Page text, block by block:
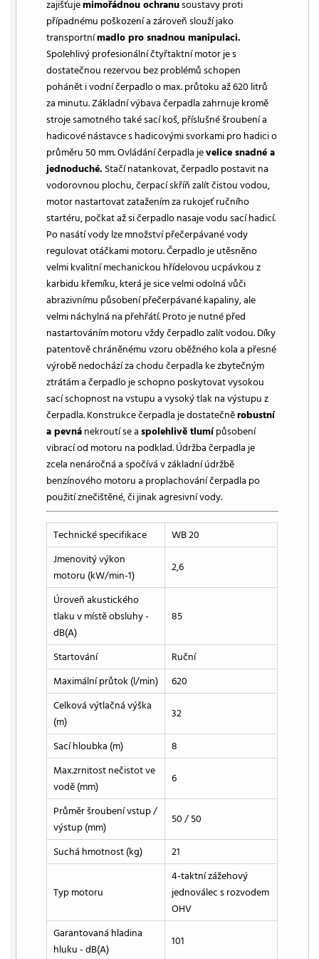
zajišťujemimořádnou ochranusoustavy proti
případnému poškození a zároveň slouží jako
transportnímadlo pro snadnou manipulaci.
Spolehlivý profesionální čtyřtaktní motor je s
dostatečnou rezervou bez problémů schopen
pohánět i vodní čerpadlo o max. průtoku až 620 litrů
za minutu. Základní výbava čerpadla zahrnuje kromě
stroje samotného také sací koš, příslušné šroubení a
hadicové nástavce s hadicovými svorkami pro hadici o
průměru 50 mm. Ovládání čerpadla jevelice snadné a
jednoduché. Stačí natankovat, čerpadlo postavit na
vodorovnou plochu, čerpací skříň zalít čistou vodou,
motor nastartovat zatažením za rukojeť ručního
startéru, počkat až si čerpadlo nasaje vodu sací hadicí.
Po nasátí vody lze množství přečerpávané vody
regulovat otáčkami motoru. Čerpadlo je utěsněno
velmi kvalitní mechanickou hřídelovou ucpávkou z
karbidu křemíku, která je sice velmi odolná vůči
abrazivnímu působení přečerpávané kapaliny, ale
velmi náchylná na přehřátí. Proto je nutné před
nastartováním motoru vždy čerpadlo zalít vodou. Díky
patentově chráněnému vzoru oběžného kola a přesné
výrobě nedochází za chodu čerpadla ke zbytečným
ztrátám a čerpadlo je schopno poskytovat vysokou
sací schopnost na vstupu a vysoký tlak na výstupu z
čerpadla. Konstrukce čerpadla je dostatečněrobustní
a pevnánekroutí se aspolehlivě tlumípůsobení
vibrací od motoru na podklad. Údržba čerpadla je
zcela nenáročná a spočívá v základní údržbě
benzínového motoru a proplachování čerpadla po
použití znečištěné, či jinak agresivní vody.
Technické specifikace
WB 20
Jmenovitý výkon
motoru (kW/min-1)
2,6
Úroveň akustického
tlaku v místě obsluhy -
dB(A)
85
Startování
Ruční
Maximální průtok (l/min)
620
Celková výtlačná výška
(m)
32
Sací hloubka (m)
8
Max.zrnitost nečistot ve
vodě (mm)
6
Průměr šroubení vstup /
výstup (mm)
50 / 50
Suchá hmotnost (kg)
21
Typ motoru
4-taktní zážehový
jednoválec s rozvodem
OHV
Garantovaná hladina
hluku - dB(A)
101